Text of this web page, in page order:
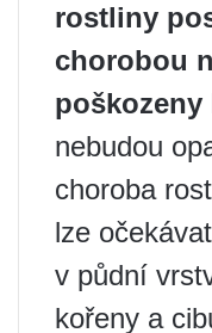
rostliny
chorobou
poškozeny
nebudou
choroba
lze
v půdní
kořeny a